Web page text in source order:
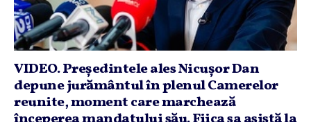
VIDEO. Preşedintele ales Nicuşor Dan
depune jurământul în plenul Camerelor
reunite, moment care marchează